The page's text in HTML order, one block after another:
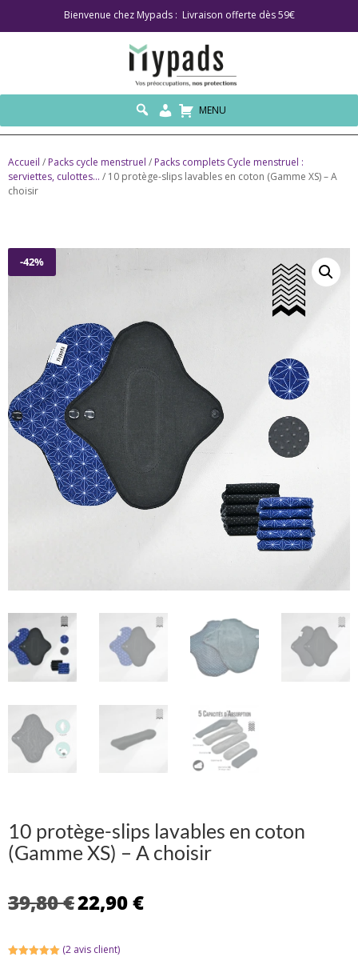
Bienvenue chez Mypads : Livraison offerte dès 59€
MENU
Accueil / Packs cycle menstruel / Packs complets Cycle menstruel :
serviettes, culottes... / 10 protège-slips lavables en coton (Gamme XS) – A
choisir
-42%
10 protège-slips lavables en coton
(Gamme XS) – A choisir
39,80€ Le
prix
était :
22,90€Le
prix
(2avis client)